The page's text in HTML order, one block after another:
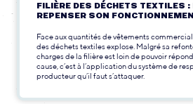
FILIÈRE DES DÉCHETS TEXTILES
REPENSER SON
Face aux quantités de vêtements
des déchets textiles explose. Malgré sa
charges de la filière est loin de pouvoir
cause, c’est à l’application du système de
producteur qu’il faut s’attaquer.